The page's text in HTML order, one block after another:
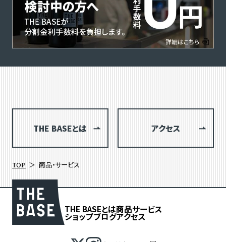
THE BASEとは アクセス
TOP 商品・サービス
THE BASEとは商品サービス
ショップブログアクセス